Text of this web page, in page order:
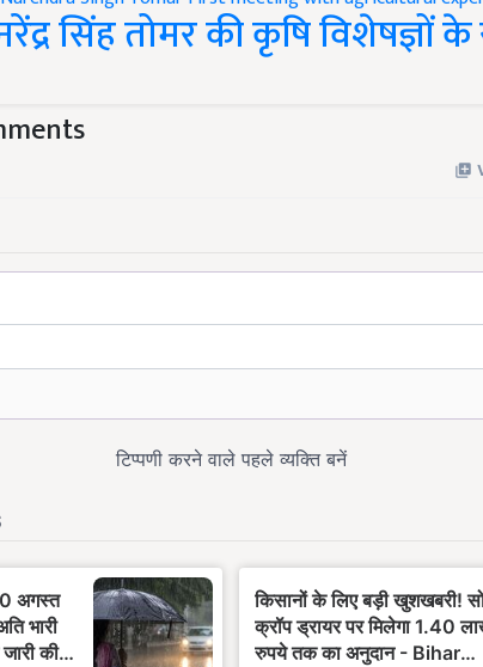
सिंह तोमर की कृषि विशेषज्ञों